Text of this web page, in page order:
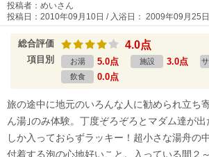
投稿者：めいさん
投稿日：2010年09月10日 / 入浴日： 2009年09月25
総合評価 4.0点
項目別 お湯 5.0点 施設 3.0点
飲食 0.0点
旅の途中に地元のいろんな人に勧められ立ち
ん湯｣のみ体験。丁度ぞろぞろとマダム達が
しか入っておらずラッキー！超小さな湯舟の
付着する泡の心地好いこと。入っている間２